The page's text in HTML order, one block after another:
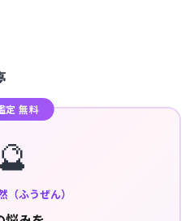
定 無料
🔮
（ふうぜん）